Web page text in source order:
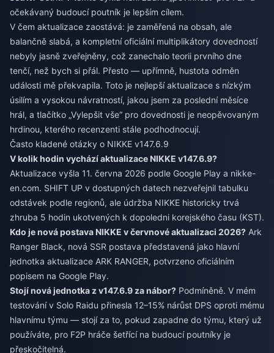
očekávaný budoucí poutník je lepším cílem.
V čem aktualizace zaostává: je zaměřená na obsah, ale
balančně slabá, a kompletní oficiální multiplikátory dovedností
nebyly jasně zveřejněny, což zanechalo teorii prvního dne
tenčí, než bych si přál. Přesto — upřímně, hustota odměn
události mě překvapila. Toto je nejlepší aktualizace s nízkým
úsilím a vysokou návratností, jakou jsem za poslední měsíce
hrál, a tlačítko „Vylepšit vše“ pro dovednosti je neopěvovaným
hrdinou, kterého recenzenti stále podhodnocují.
Často kladené otázky o NIKKE v147.6.9
V kolik hodin vychází aktualizace NIKKE v147.6.9?
Aktualizace vyšla 11. června 2026 podle Google Play a nikke-
en.com. SHIFT UP v dostupných datech nezveřejnil tabulku
odstávek podle regionů, ale údržba NIKKE historicky trvá
zhruba 5 hodin ukotvených k dopoledni korejského času (KST).
Kdo je nová postava NIKKE v červnové aktualizaci 2026? Ark
Ranger Black, nová SSR postava představená jako hlavní
jednotka aktualizace ARK RANGER, potvrzeno oficiálním
popisem na Google Play.
Stojí nová jednotka z v147.6.9 za nábor? Podmíněně. V mém
testování v Solo Raidu přinesla 12–15% nárůst DPS oproti mému
hlavnímu týmu — stojí za to, pokud zapadne do týmu, který už
používáte, pro F2P hráče šetřící na budoucí poutníky je
přeskočitelná.